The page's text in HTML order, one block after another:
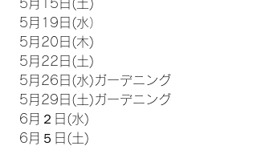
5月15日(土)
5月19日(水）
5月20日(木)
5月22日(土)
5月26日(水)ガーデニング
5月29日(土)ガーデニング
6月２日(水)
6月５日(土)